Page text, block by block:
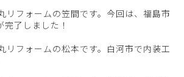
リフォームの笠間です。今回は、福島市
了しました！
リフォームの松本です。白河市で内装工